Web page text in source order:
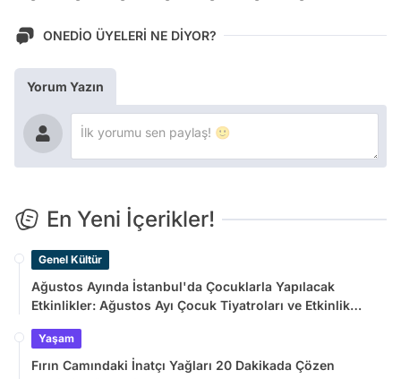
ONEDİO ÜYELERİ NE DİYOR?
Yorum Yazın
En Yeni İçerikler!
Genel Kültür
Ağustos Ayında İstanbul'da Çocuklarla Yapılacak
Etkinlikler: Ağustos Ayı Çocuk Tiyatroları ve Etkinlik
Yaşam
Fırın Camındaki İnatçı Yağları 20 Dakikada Çözen